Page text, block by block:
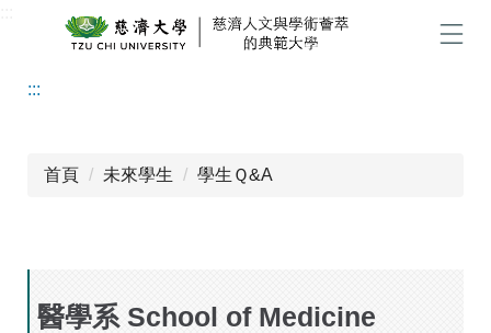
:::
首頁 未來學生 學生Ｑ&A
醫學系 School of Medicine